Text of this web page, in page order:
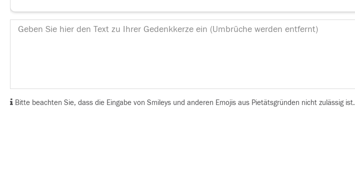
Bitte beachten Sie, dass die Eingabe von Smileys und anderen Emojis aus Pietätsgründen nicht zulässig ist.